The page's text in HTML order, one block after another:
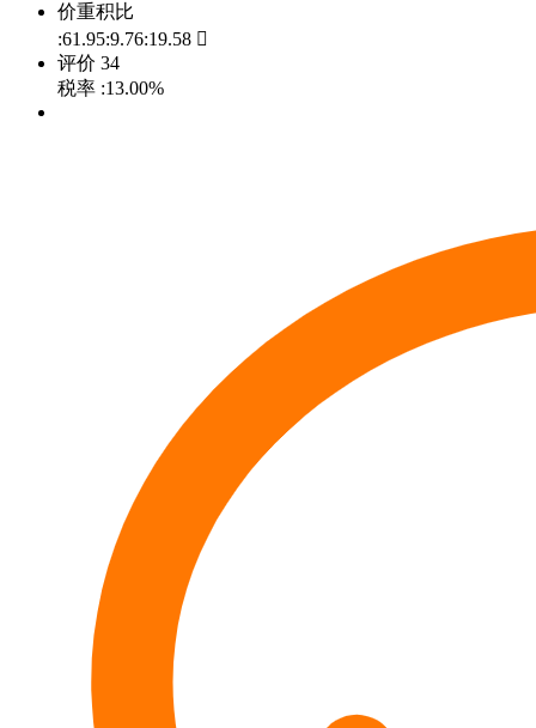
价重积比
:61.95:9.76:19.58 
评价 34
税率 :13.00%